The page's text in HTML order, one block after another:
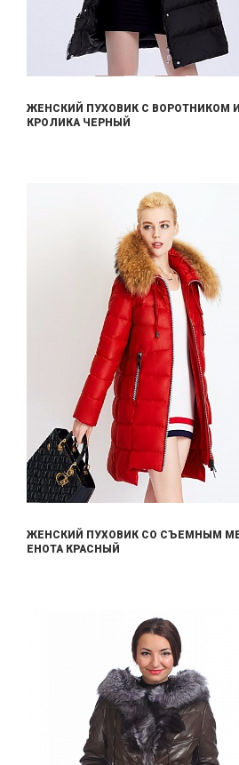
ЖЕНСКИЙ ПУХОВИК С ВОРОТНИКОМ
КРОЛИКА ЧЕРНЫЙ
ЖЕНСКИЙ ПУХОВИК СО СЪЕМНЫМ
ЕНОТА КРАСНЫЙ